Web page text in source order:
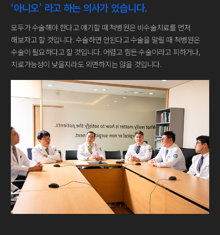
‘아니오’ 라고 하는 의사가 있습니다.
모두가 수술해야 한다고 얘기할 때 척병원은 비수술치료를 먼저
해보자고 할 것입니다. 수술하면 안된다고 수술을 말릴 때 척병원은
수술이 필요하다고 할 것입니다.어렵고 힘든 수술이라고 피하거나,
치료가능성이 낮을지라도외면하지는 않을 것입니다.